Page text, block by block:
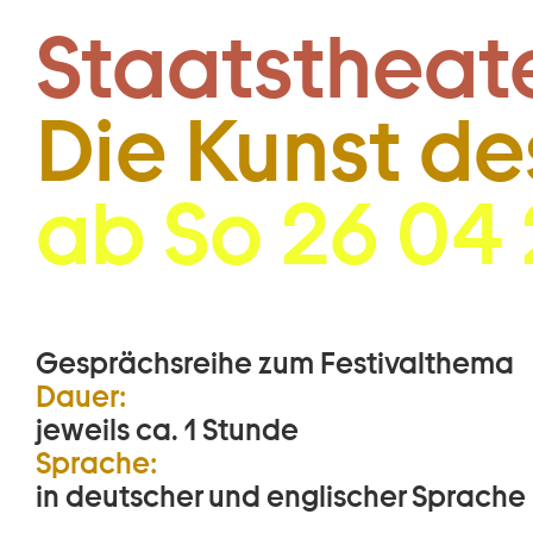
Zum Hauptinhalt springen
Die Kunst
ab So 26 04
Gesprächsreihe zum Festivalthema
Dauer:
jeweils ca. 1 Stunde
Sprache:
in deutscher und englischer Sprache